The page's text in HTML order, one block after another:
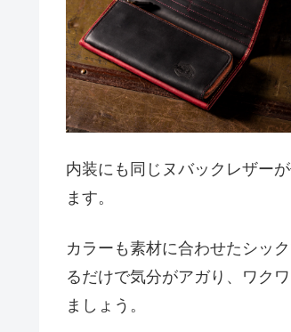
内装にも同じヌバックレザー
ます。
カラーも素材に合わせたシッ
るだけで気分がアガり、ワク
ましょう。